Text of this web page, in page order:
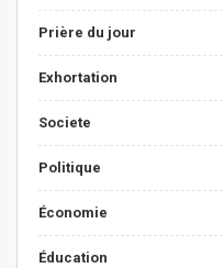
Prière du jour
Exhortation
Societe
Politique
Économie
Éducation